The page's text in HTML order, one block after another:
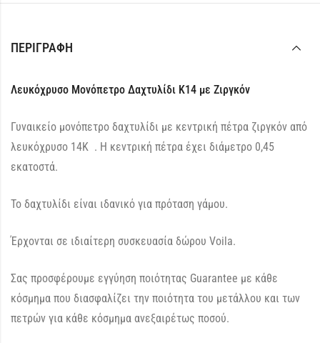
ΠΕΡΙΓΡΑΦΉ
Λευκόχρυσο Μονόπετρο Δαχτυλίδι K14 με Ζιργκόν
Γυναικείο μονόπετρο δαχτυλίδι με κεντρική πέτρα ζιργκόν από
λευκόχρυσο 14Κ . Η κεντρική πέτρα έχει διάμετρο 0,45
εκατοστά.
Το δαχτυλίδι είναι ιδανικό για πρόταση γάμου.
Έρχονται σε ιδιαίτερη συσκευασία δώρου Voila.
Σας προσφέρουμε εγγύηση ποιότητας Guarantee με κάθε
κόσμημα που διασφαλίζει την ποιότητα του μετάλλου και των
πετρών για κάθε κόσμημα ανεξαιρέτως ποσού.